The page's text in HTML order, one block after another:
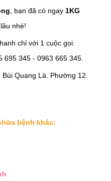
, bạn đã có ngay 1KG
nhé!
chỉ với 1 cuộc gọi:
695 345 - 0963 665 345.
Bùi Quang Là. Phường 12.
bệnh khác: